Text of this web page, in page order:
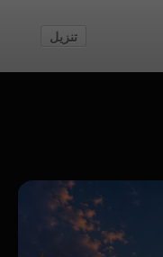
تنزيل
إنشاء حساب